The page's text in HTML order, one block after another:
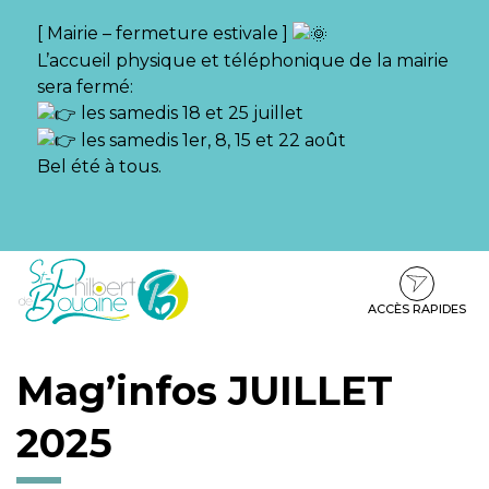
[ Mairie – fermeture estivale ]
L’accueil physique et téléphonique de la mairie
sera fermé:
les samedis 18 et 25 juillet
les samedis 1er, 8, 15 et 22 août
Bel été à tous.
Aller
Aller
contenu
Aller
pied
ACCÈS RAPIDES
Mag’infos JUILLET
2025